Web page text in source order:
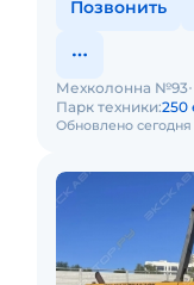
Позвонить
Обновлено сегодня
Мехколонна №93
Парк техники:250